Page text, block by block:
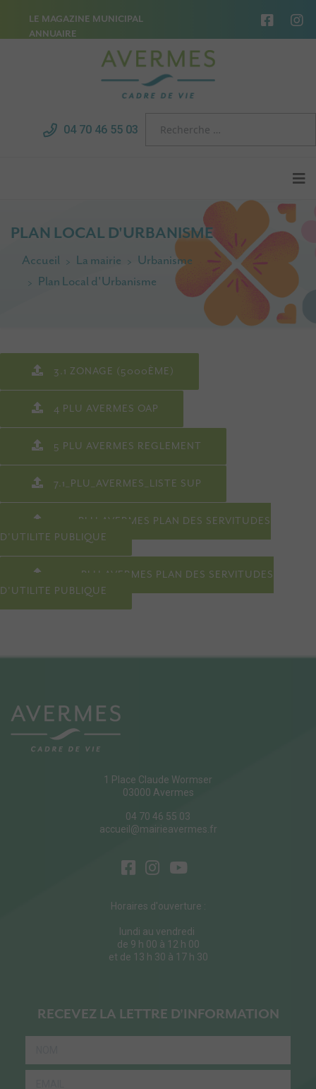
LE MAGAZINE MUNICIPAL
ANNUAIRE
04 70 46 55 03
PLAN LOCAL D'URBANISME
Accueil La mairie
Urbanisme
Plan Local d'Urbanisme
3.1 ZONAGE (5000ÈME)
4 PLU AVERMES OAP
5 PLU AVERMES REGLEMENT
7.1_PLU_AVERMES_LISTE SUP
7.2.1 PLU AVERMES PLAN DES SERVITUDES
D'UTILITE PUBLIQUE
7.2.2 PLU AVERMES PLAN DES SERVITUDES
D'UTILITE PUBLIQUE
1 Place Claude Wormser
03000 Avermes
04 70 46 55 03
accueil@mairieavermes.fr
Horaires d'ouverture :
lundi au vendredi
de 9 h 00 à 12 h 00
et de 13 h 30 à 17 h 30
RECEVEZ LA LETTRE D'INFORMATION